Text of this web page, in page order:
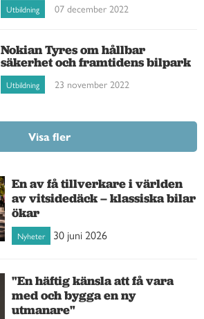
Utbildning 07 december 2022
Nokian Tyres om hållbar
säkerhet och framtidens bilpark
Utbildning 23 november 2022
Visa fler
En av få tillverkare i världen
av vitsidedäck – klassiska bilar
ökar
Nyheter 30 juni 2026
"En häftig känsla att få vara
med och bygga en ny
utmanare"